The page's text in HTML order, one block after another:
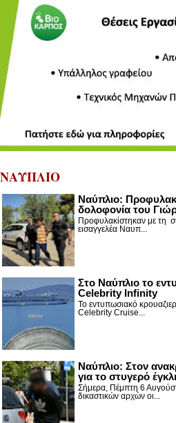
ΝΑΥΠΛΙΟ
Ναύπλιο:
δολοφονία του
Προφυλακίστηκαν με τη
εισαγγελέα Ναυπ...
Στο Ναύπλιο το
Celebrity Infinity
Το εντυπωσιακό
Celebrity Cruise...
Nαύπλιο: Στον
για το στυγερό
Σήμερα, Πέμπτη 6
δικαστικών αρχών οι...